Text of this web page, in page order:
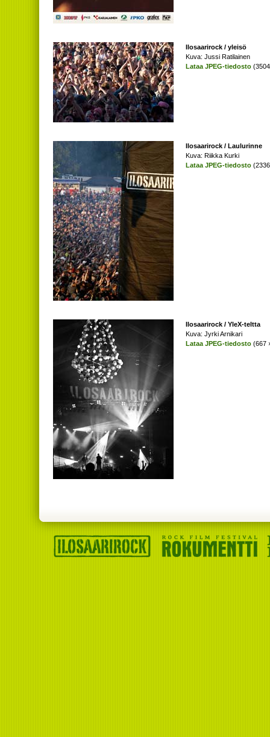
Ilosaarirock / yleisö
Kuva: Jussi Ratilainen
Lataa JPEG-tiedosto
Ilosaarirock / Laulurinne
Kuva: Riikka Kurki
Lataa JPEG-tiedosto
Ilosaarirock / YleX-teltta
Kuva: Jyrki Arnikari
Lataa JPEG-tiedosto (667